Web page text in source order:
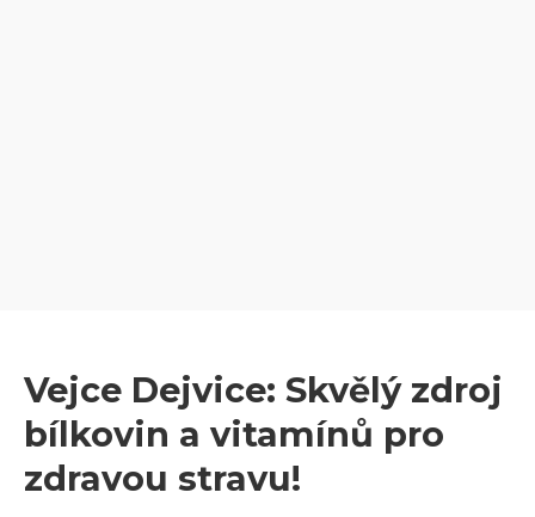
Vejce Dejvice: Skvělý zdroj
bílkovin a vitamínů pro
zdravou stravu!